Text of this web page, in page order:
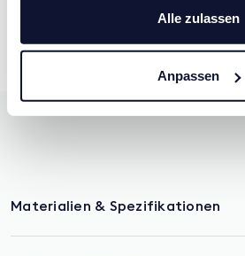
Alle zulassen
Anpassen
Höhenverstellbarkeit
Materialien & Spezifikationen